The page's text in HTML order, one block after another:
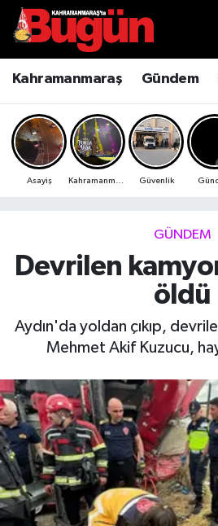
Kahramanmaraş Gündem
Asayiş Güvenlik
GÜNDEM
Devrilen
öldü
Aydın'da yoldan çıkıp,
Mehmet Akif Kuzucu,
Kahramanmaraş
Kahramanmaraş Sokak
Bilim ve Teknoloji
Çevre
Ekonomi
Güncel
Haberde İnsan
Kültür Sanat
Magazin
Manşet Altı
Kahramanmaraş Nöbetçi
Kahramanmaraş Hava
Kahramanmaraş Namaz
Kahramanmaraş Trafik
Süper Lig Puan Durumu ve
Tüm Manşetler
Haber Arşivi